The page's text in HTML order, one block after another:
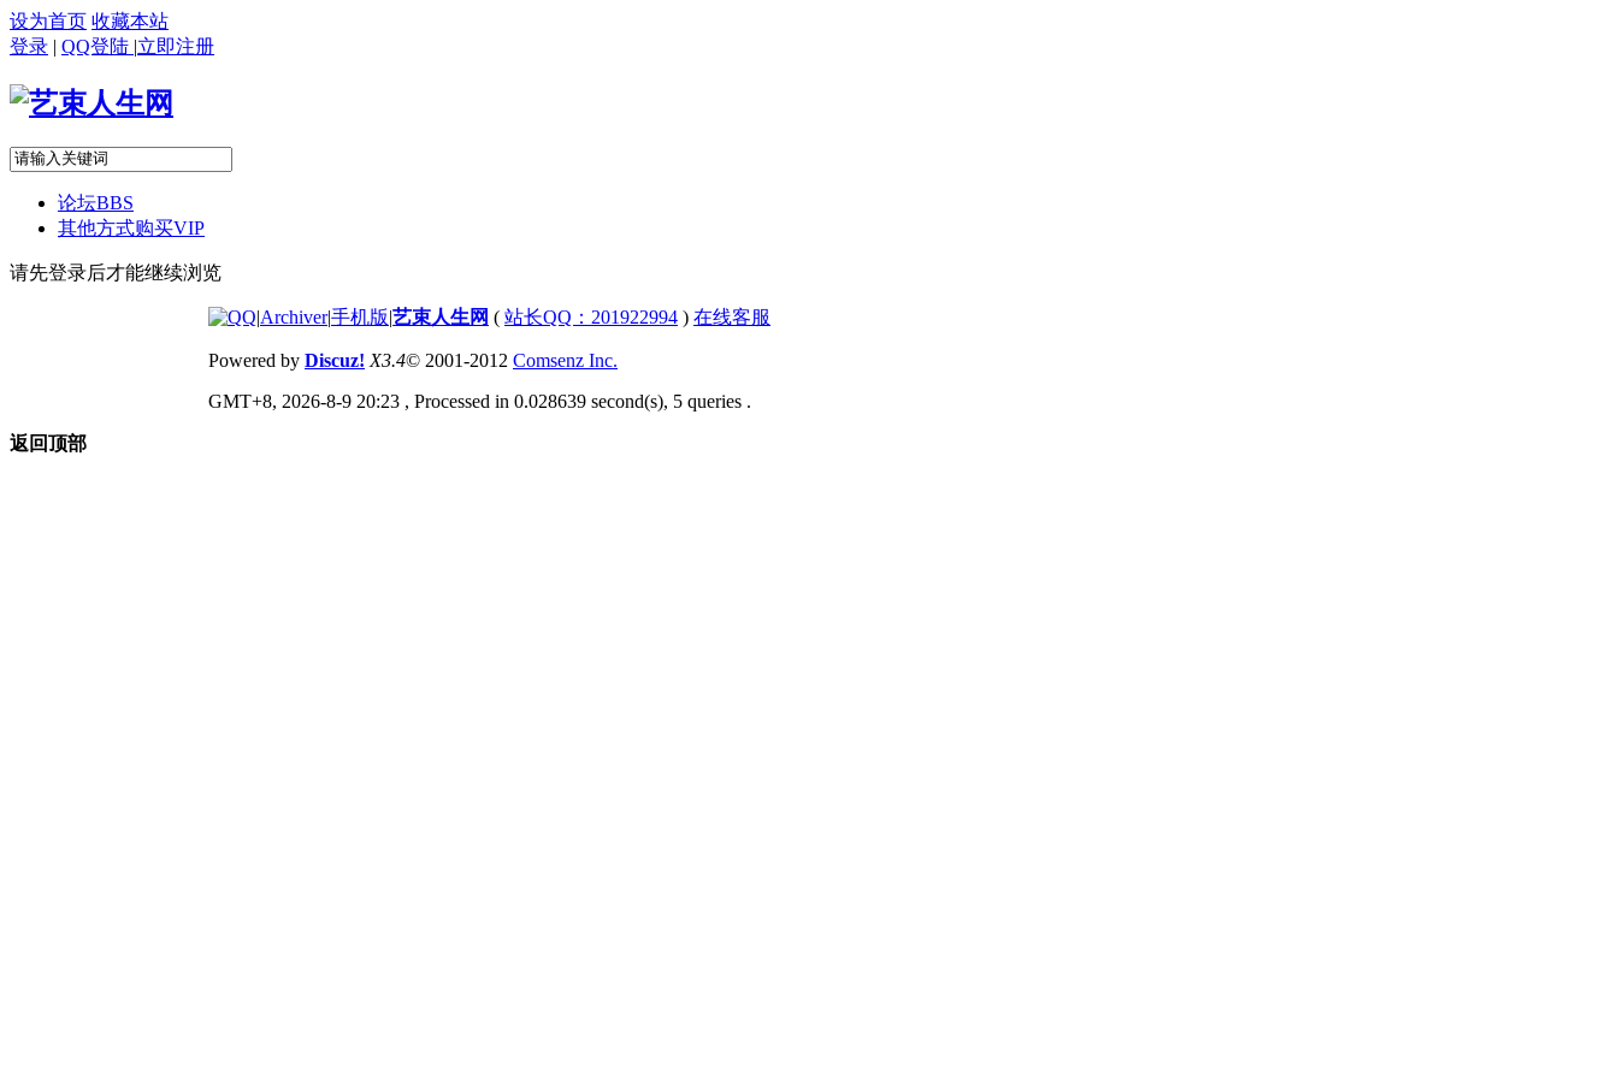
设为首页 收藏本站
登录 | QQ登陆 |立即注册
论坛BBS
其他方式购买VIP
请先登录后才能继续浏览
|Archiver|手机版|艺束人生网 ( 站长QQ：201922994 ) 在线客服
Powered by Discuz! X3.4© 2001-2012 Comsenz Inc.
GMT+8, 2026-8-9 20:23 , Processed in 0.028639 second(s), 5 queries .
返回顶部